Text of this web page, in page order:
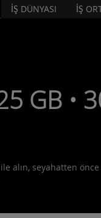
İŞ DÜNYASI İŞ
GB •
alın, seyahatten